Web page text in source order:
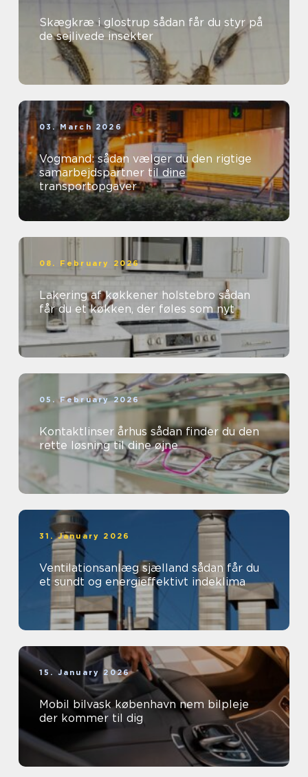
Skægkræ i glostrup sådan får du styr på
de sejlivede insekter
03. March 2026
Vogmand: sådan vælger du den rigtige
samarbejdspartner til dine
transportopgaver
08. February 2026
Lakering af køkkener holstebro sådan
får du et køkken, der føles som nyt
05. February 2026
Kontaktlinser århus sådan finder du den
rette løsning til dine øjne
31. January 2026
Ventilationsanlæg sjælland sådan får du
et sundt og energieffektivt indeklima
15. January 2026
Mobil bilvask københavn nem bilpleje
der kommer til dig